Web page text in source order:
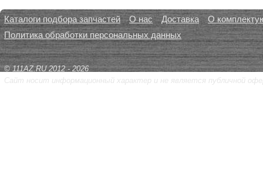
Каталоги подбора запчастей О нас Доставка
О
Политика обработки персональных данных
© 111AZ.RU 2012 - 2026
Сайт носит информационный характер и не является публичной